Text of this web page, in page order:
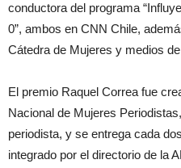
conductora del programa
0”, ambos en CNN Chile,
Cátedra de Mujeres y medios
El premio Raquel Correa fue
Nacional de Mujeres
periodista, y se entrega cada
integrado por el directorio de la